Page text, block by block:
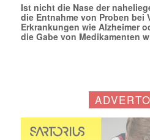
Ist nicht die Nase der
die Entnahme von Proben bei
Erkrankungen wie Alzheimer
die Gabe von Medikamenten